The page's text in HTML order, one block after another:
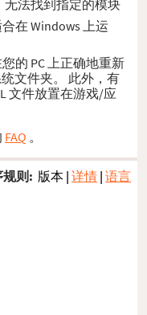
无法找到指定的模块
在 Windows 上运
的 PC 上正确地重新
文件夹。 此外，有
文件放置在游戏/应
FAQ 。
则: 版本 | 详情 | 语言